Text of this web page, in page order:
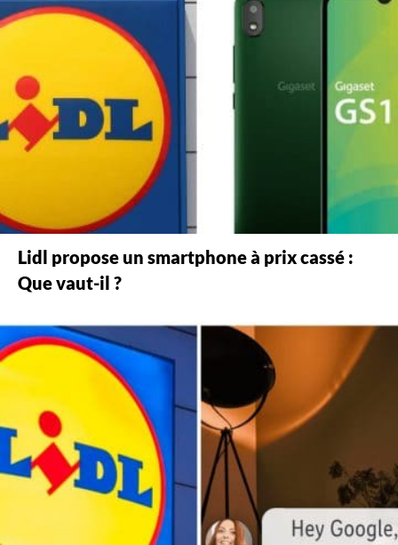
Lidl propose un smartphone à prix cassé :
Que vaut-il ?